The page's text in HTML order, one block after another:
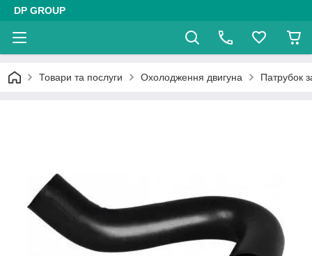
DP GROUP
Товари та послуги Охолодження двигуна Патрубок